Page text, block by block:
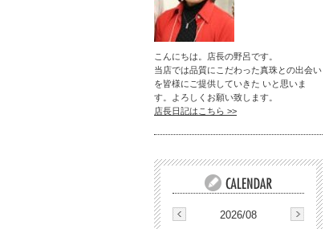
こんにちは。店長の野呂です。
当店では品質にこだわった真珠との出会い
を皆様にご提供していきた いと思いま
す。よろしくお願い致します。
店長日記はこちら >>
2026/08